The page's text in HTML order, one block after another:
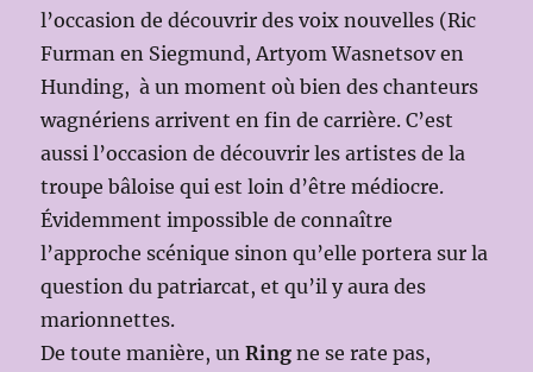
l’occasion de découvrir des voix nouvelles (Ric
Furman en Siegmund, Artyom Wasnetsov en
Hunding, à un moment où bien des chanteurs
wagnériens arrivent en fin de carrière. C’est
aussi l’occasion de découvrir les artistes de la
troupe bâloise qui est loin d’être médiocre.
Évidemment impossible de connaître
l’approche scénique sinon qu’elle portera sur la
question du patriarcat, et qu’il y aura des
marionnettes.
De toute manière, unRing ne se rate pas,